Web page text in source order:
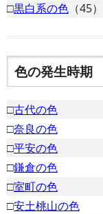
□黒白系の色 （45）
色の発生時期
□古代の色
□奈良の色
□平安の色
□鎌倉の色
□室町の色
□安土桃山の色